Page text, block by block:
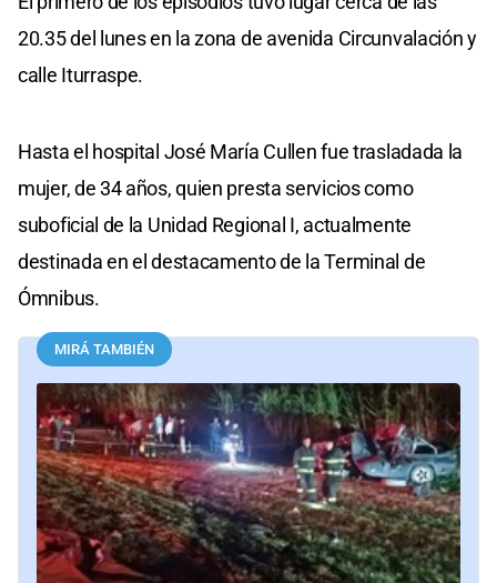
20.35 del lunes en la zona de avenida Circunvalación y
calle Iturraspe.
Hasta el hospital José María Cullen fue trasladada la
mujer, de 34 años, quien presta servicios como
suboficial de la Unidad Regional I, actualmente
destinada en el destacamento de la Terminal de
Ómnibus.
MIRÁ TAMBIÉN